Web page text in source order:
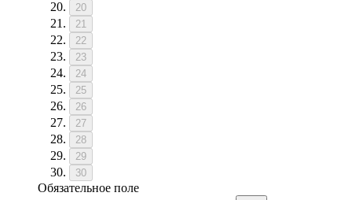
20
21
22
23
24
25
26
27
28
29
30
Обязательное поле